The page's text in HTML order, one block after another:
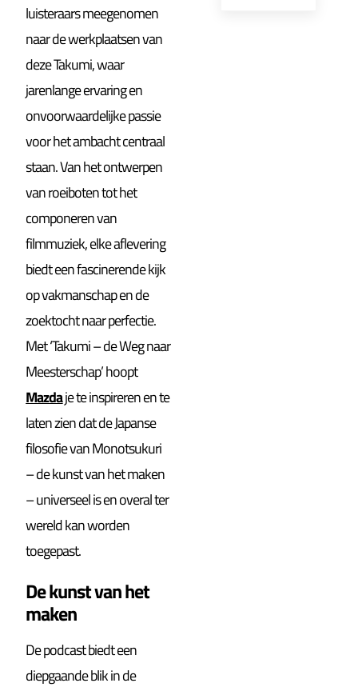
luisteraars meegenomen
naar de werkplaatsen van
deze Takumi, waar
jarenlange ervaring en
onvoorwaardelijke passie
voor het ambacht centraal
staan. Van het ontwerpen
van roeiboten tot het
componeren van
filmmuziek, elke aflevering
biedt een fascinerende kijk
op vakmanschap en de
zoektocht naar perfectie.
Met ‘Takumi – de Weg naar
Meesterschap’ hoopt
Mazdaje te inspireren en te
laten zien dat de Japanse
filosofie van Monotsukuri
– de kunst van het maken
– universeel is en overal ter
wereld kan worden
toegepast.
De kunst van het
maken
De podcast biedt een
diepgaande blik in de